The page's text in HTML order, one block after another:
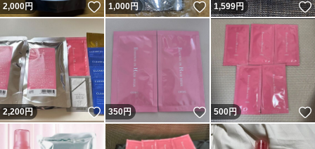
2,000円 いいね！
1,000円 いいね！
1,599円
2,200円 いいね！
350円 いいね！
500円